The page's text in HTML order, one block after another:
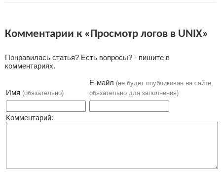
Комментарии к «Просмотр логов в UNIX»
Понравилась статья? Есть вопросы? - пишите в
комментариях.
Имя (обязательно)
Е-майл (не будет опубликован на сайте,
обязательно для заполнения)
Комментарий: